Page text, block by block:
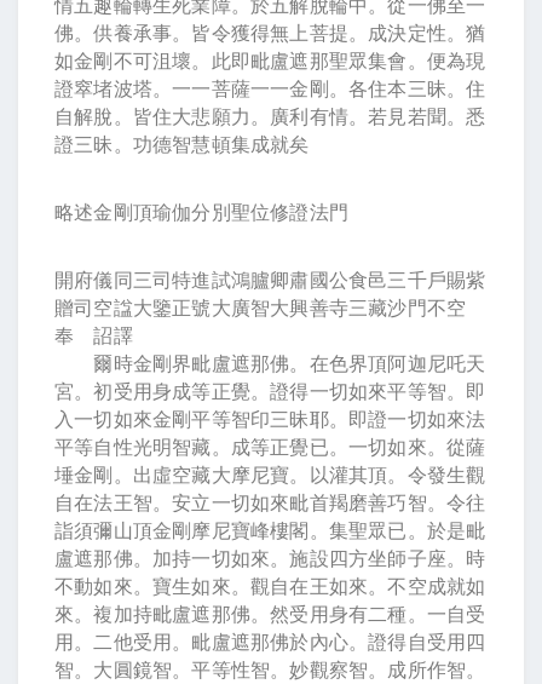
佛。供養承事。皆令獲得無上菩提。成決定性。猶
如金剛不可沮壞。此即毗盧遮那聖眾集會。便為現
證窣堵波塔。一一菩薩一一金剛。各住本三昧。住
自解脫。皆住大悲願力。廣利有情。若見若聞。悉
證三昧。功德智慧頓集成就矣
略述金剛頂瑜伽分別聖位修證法門
開府儀同三司特進試鴻臚卿肅國公食邑三千戶賜紫
贈司空諡大鑒正號大廣智大興善寺三藏沙門不空
奉 詔譯
爾時金剛界毗盧遮那佛。在色界頂阿迦尼吒天
宮。初受用身成等正覺。證得一切如來平等智。即
入一切如來金剛平等智印三昧耶。即證一切如來法
平等自性光明智藏。成等正覺已。一切如來。從薩
埵金剛。出虛空藏大摩尼寶。以灌其頂。令發生觀
自在法王智。安立一切如來毗首羯磨善巧智。令往
詣須彌山頂金剛摩尼寶峰樓閣。集聖眾已。於是毗
盧遮那佛。加持一切如來。施設四方坐師子座。時
不動如來。寶生如來。觀自在王如來。不空成就如
來。複加持毗盧遮那佛。然受用身有二種。一自受
用。二他受用。毗盧遮那佛於內心。證得自受用四
智。大圓鏡智。平等性智。妙觀察智。成所作智。